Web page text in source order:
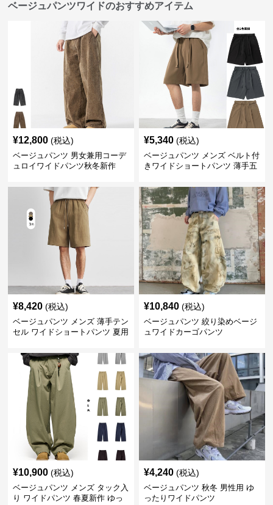
ベージュパンツワイドのおすすめアイテム
¥12,800 (税込)
ベージュパンツ 男女兼用コーデ
ュロイワイドパンツ秋冬新作
¥5,340 (税込)
ベージュパンツ メンズ ベルト付
きワイドショートパンツ 薄手五
¥8,420 (税込)
ベージュパンツ メンズ 薄手テン
セル ワイドショートパンツ 夏用
¥10,840 (税込)
ベージュパンツ 絞り染めベージ
ュワイドカーゴパンツ
¥10,900 (税込)
ベージュパンツ メンズ タック入
り ワイドパンツ 春夏新作 ゆっ
¥4,240 (税込)
ベージュパンツ 秋冬 男性用 ゆ
ったりワイドパンツ